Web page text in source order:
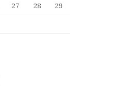
27 28
29